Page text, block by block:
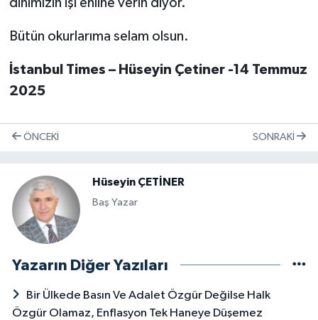
Bütün okurlarıma selam olsun.
İstanbul Times – Hüseyin Çetiner -14 Temmuz
2025
ÖNCEKI SONRAKI
Hüseyin ÇETİNER
Baş Yazar
Yazarın Diğer Yazıları
Bir Ülkede Basın Ve Adalet Özgür Değilse Halk
Özgür Olamaz, Enflasyon Tek Haneye Düşemez